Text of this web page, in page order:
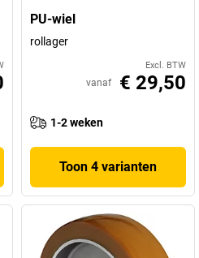
PU-wiel
rollager
Excl. BTW
vanaf € 29,50
1-2 weken
Toon 4 varianten